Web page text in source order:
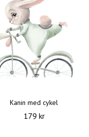
Kanin med cykel
179 kr